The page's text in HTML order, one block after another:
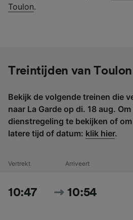
Toulon.
Treintijden van
Bekijk de volgende treinen die
naar La Garde op di. 18 aug.
dienstregeling te bekijken of
latere tijd of datum: klik hier.
Vertrekt Arriveert
10:47 10:54